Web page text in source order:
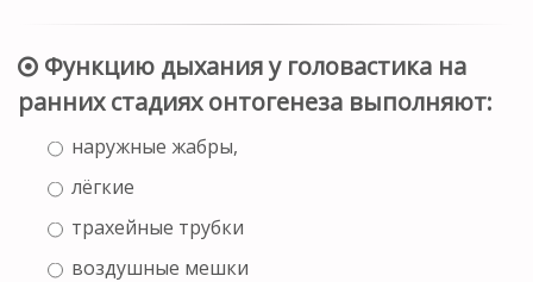
Функцию дыхания у головастика на
ранних стадиях онтогенеза выполняют:
наружные жабры,
лёгкие
трахейные трубки
воздушные мешки